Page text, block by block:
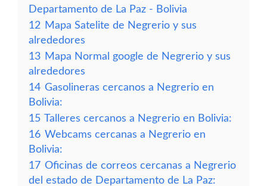
Departamento de La Paz - Bolivia
12 Mapa Satelite de Negrerio y sus
alrededores
13 Mapa Normal google de Negrerio y sus
alrededores
14 Gasolineras cercanos a Negrerio en
Bolivia:
15 Talleres cercanos a Negrerio en Bolivia:
16 Webcams cercanas a Negrerio en
Bolivia:
17 Oficinas de correos cercanas a Negrerio
del estado de Departamento de La Paz: